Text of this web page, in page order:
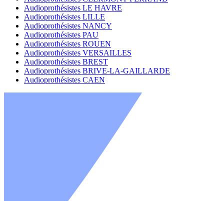
Audioprothésistes LE HAVRE
Audioprothésistes LILLE
Audioprothésistes NANCY
Audioprothésistes PAU
Audioprothésistes ROUEN
Audioprothésistes VERSAILLES
Audioprothésistes BREST
Audioprothésistes BRIVE-LA-GAILLARDE
Audioprothésistes CAEN